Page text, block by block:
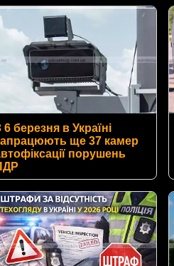
6 березня в Україні
ще 37 камер
порушень